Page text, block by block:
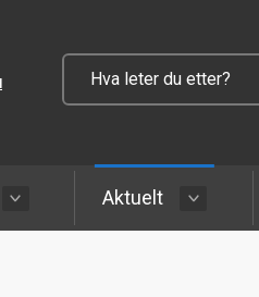
Aktuelt